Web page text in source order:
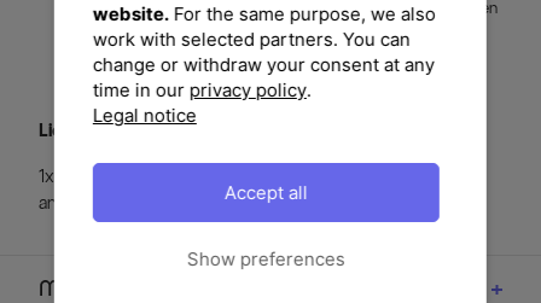
Möglichkeit, sich Ihre Terrasseneinrichtung ganz nach Ihren
Vorstellungen zusammenzustellen. Entwerfen Sie Ihre
exklusive Sitz- und Liegelandschaft!
Lieferumfang
1x OUTFLEXX® Multipositionssessel, OUTFLEXX®
anthrazit matt/schwarz, ca. 68,5 x 59 x 106 cm
Maße
website.For the same purpose, we also
work with selected partners. You can
change or withdraw your consent at any
time in our privacy policy.
Legal notice
Show preferences
Accept all